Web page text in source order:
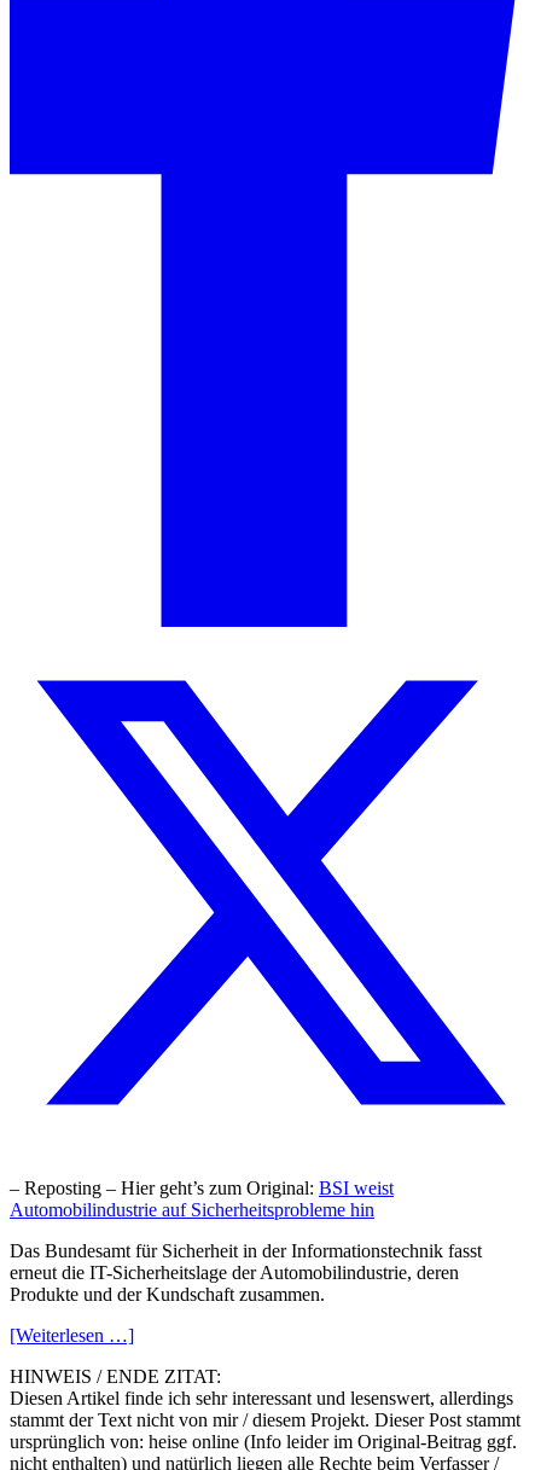
– Reposting – Hier geht’s zum Original: BSI weist
Automobilindustrie auf Sicherheitsprobleme hin
Das Bundesamt für Sicherheit in der Informationstechnik fasst
erneut die IT-Sicherheitslage der Automobilindustrie, deren
Produkte und der Kundschaft zusammen.
[Weiterlesen …]
HINWEIS / ENDE ZITAT:
Diesen Artikel finde ich sehr interessant und lesenswert, allerdings
stammt der Text nicht von mir / diesem Projekt. Dieser Post stammt
ursprünglich von: heise online (Info leider im Original-Beitrag ggf.
nicht enthalten) und natürlich liegen alle Rechte beim Verfasser /